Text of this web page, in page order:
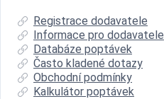
Registrace dodavatele
Informace pro dodavatele
Databáze poptávek
Často kladené dotazy
Obchodní podmínky
Kalkulátor poptávek